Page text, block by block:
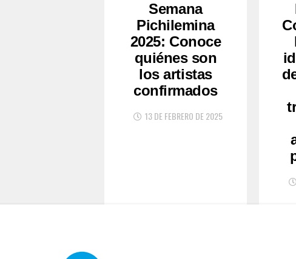
Semana
Pichilemina
2025: Conoce
quiénes son
los artistas
confirmados
13 DE FEBRERO DE 2025